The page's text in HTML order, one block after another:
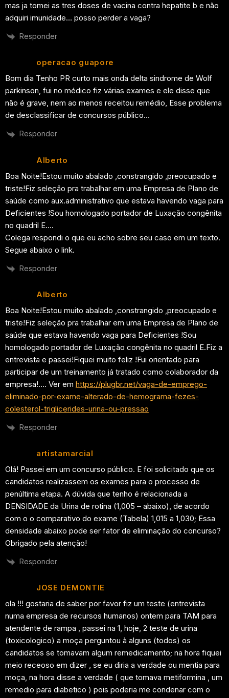
mas ja tomei as tres doses de vacina contra hepatite b e não
adquiri imunidade… posso perder a vaga?
Responder
operacao guapore
Bom dia Tenho PR curto mais onda delta sindrome de Wolf
parkinson, fui no médico fiz várias exames e ele disse que
não é grave, nem ao menos receitou remédio, Esse problema
de desclassificar de concursos público…
Responder
Alberto
Boa Noite!Estou muito abalado ,constrangido ,preocupado e
triste!Fiz seleção pra trabalhar em uma Empresa de Plano de
saúde como aux.administrativo que estava havendo vaga para
Deficientes !Sou homologado portador de Luxação congênita
no quadril E….
Colega respondi o que eu acho sobre seu caso em um texto.
Segue abaixo o link.
Responder
Alberto
Boa Noite!Estou muito abalado ,constrangido ,preocupado e
triste!Fiz seleção pra trabalhar em uma Empresa de Plano de
saúde que estava havendo vaga para Deficientes !Sou
homologado portador de Luxação congênita no quadril E.Fiz a
entrevista e passei!Fiquei muito feliz !Fui orientado para
participar de um treinamento já tratado como colaborador da
empresa!…. Ver em https://plugbr.net/vaga-de-emprego-
eliminado-por-exame-alterado-de-hemograma-fezes-
colesterol-triglicerides-urina-ou-pressao
Responder
artistamarcial
Olá! Passei em um concurso público. E foi solicitado que os
candidatos realizassem os exames para o processo de
penúltima etapa. A dúvida que tenho é relacionada a
DENSIDADE da Urina de rotina (1,005 – abaixo), de acordo
com o o comparativo do exame (Tabela) 1,015 a 1,030; Essa
densidade abaixo pode ser fator de eliminação do concurso?
Obrigado pela atenção!
Responder
JOSE DEMONTIE
ola !!! gostaria de saber por favor fiz um teste (entrevista
numa empresa de recursos humanos) ontem para TAM para
atendente de rampa , passei na 1, hoje, 2 teste de urina
(toxicologico) a moça perguntou à alguns (todos) os
candidatos se tomavam algum remedicamento; na hora fiquei
meio receoso em dizer , se eu diria a verdade ou mentia para
moça, na hora disse a verdade ( que tomava metiformina , um
remedio para diabetico ) pois poderia me condenar com o